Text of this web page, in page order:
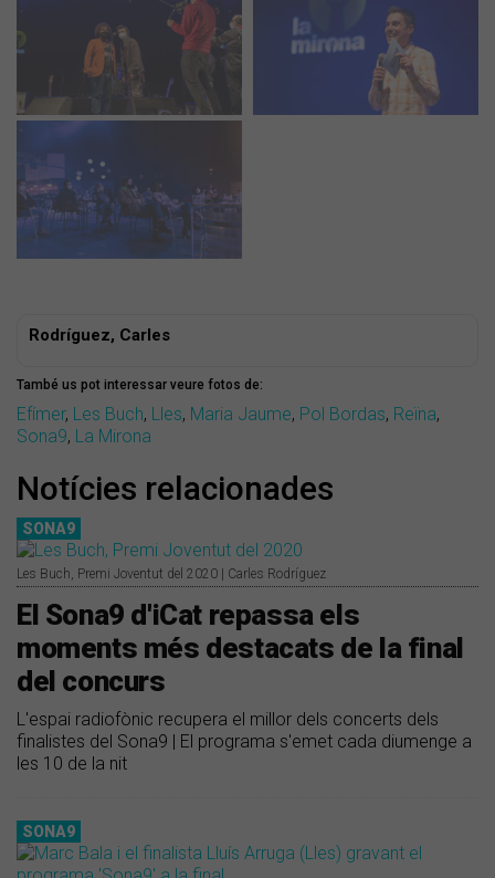
Rodríguez, Carles
També us pot interessar veure fotos de:
Efímer, Les Buch, Lles, Maria Jaume, Pol Bordas, Reïna,
Sona9, La Mirona
Notícies relacionades
SONA9
Les Buch, Premi Joventut del 2020 | Carles Rodríguez
El Sona9 d'iCat repassa els
moments més destacats de la final
del concurs
L'espai radiofònic recupera el millor dels concerts dels
finalistes del Sona9 | El programa s'emet cada diumenge a
les 10 de la nit
SONA9